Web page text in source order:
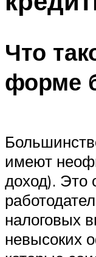
Что
форме
имеют
доход). Это
налоговых
невысоких